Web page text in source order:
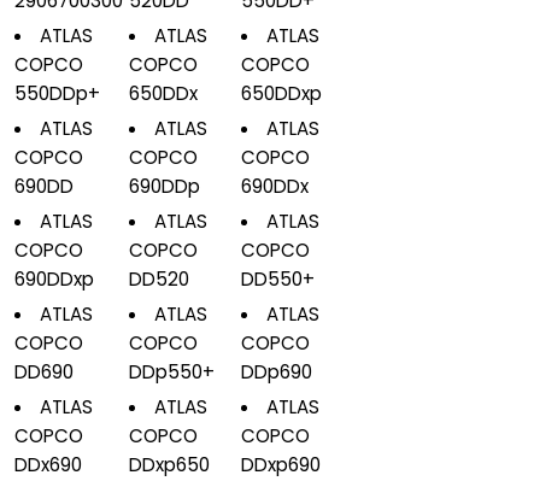
ATLAS
COPCO
550DDp+
ATLAS
COPCO
650DDx
ATLAS
COPCO
650DDxp
ATLAS
COPCO
690DD
ATLAS
COPCO
690DDp
ATLAS
COPCO
690DDx
ATLAS
COPCO
690DDxp
ATLAS
COPCO
DD520
ATLAS
COPCO
DD550+
ATLAS
COPCO
DD690
ATLAS
COPCO
DDp550+
ATLAS
COPCO
DDp690
ATLAS
COPCO
DDx690
ATLAS
COPCO
DDxp650
ATLAS
COPCO
DDxp690